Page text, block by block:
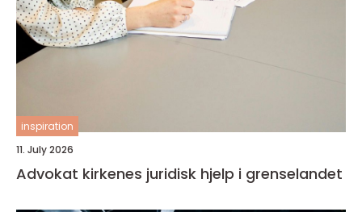
inspiration
11. July 2026
Advokat kirkenes juridisk hjelp i grenselandet